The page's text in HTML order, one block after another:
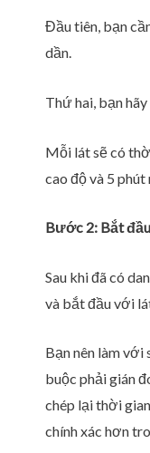
Đầu tiên, bạn
dần.
Thứ hai, bạn
Mỗi lát sẽ có
cao độ và 5 phút
Bước 2: Bắt
Sau khi đã có
và bắt đầu với
Bạn nên làm với
buộc phải gián
chép lại thời
chính xác hơn